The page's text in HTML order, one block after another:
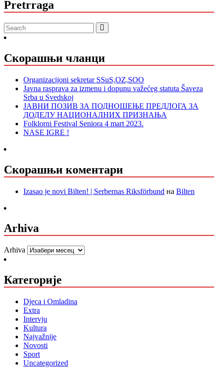
Pretrraga
Скорашњи чланци
Organizacijoni sekretar SSuS,OZ,SOO
Javna rasprava za izmenu i dopunu važećeg statuta Šaveza
Srba u Svedskoj
ЈАВНИ ПОЗИВ ЗА ПОДНОШЕЊЕ ПРЕДЛОГА ЗА
ДОДЕЛУ НАЦИОНАЛНИХ ПРИЗНАЊА
Folklorni Festival Seniora 4 mart 2023.
NASE IGRE !
Скорашњи коментари
Izasao je novi Bilten! | Serbernas Riksförbund на Bilten
Arhiva
Arhiva
Категорије
Djeca i Omladina
Extra
Intervju
Kultura
Najvažnije
Novosti
Sport
Uncategorized